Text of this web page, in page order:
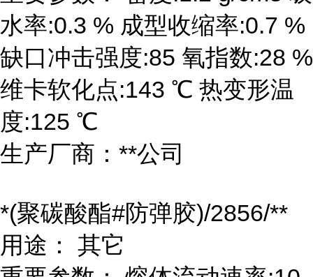
水率:0.3 % 成型收缩率:0.7 %
缺口冲击强度:85 氧指数:28 %
维卡软化点:143 ℃ 热变形温
度:125 ℃
生产厂商：**公司
*(聚碳酸酯#防弹胶)/2856/**
用途： 其它